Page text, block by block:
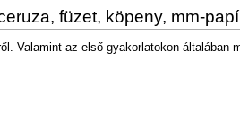
füzet, köpeny, mm-
Valamint az első gyakorlatokon